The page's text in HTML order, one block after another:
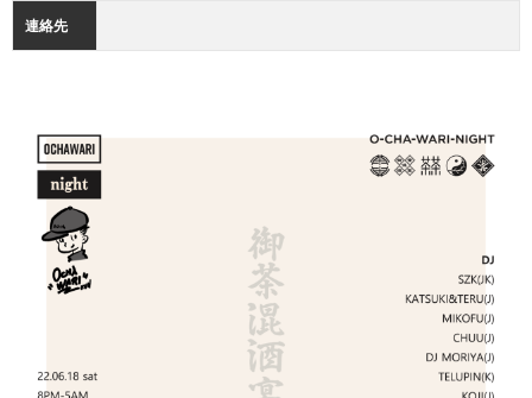
連絡先